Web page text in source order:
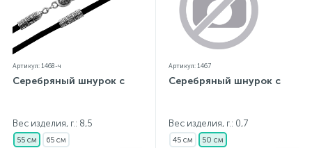
Артикул: 1468-ч
Серебряный шнурок с
Вес изделия, г.: 8,5
55 см 65 см
Артикул: 1467
Серебряный шнурок с
Вес изделия, г.: 0,7
45 см 50 см